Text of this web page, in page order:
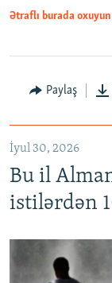
Ətraflı burada oxuyun
Paylaş
İyul 30, 2026
Bu il
istilərdən